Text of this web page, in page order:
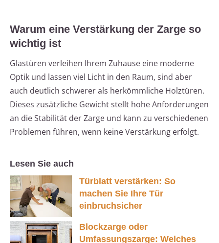
Warum eine Verstärkung der Zarge so
wichtig ist
Glastüren verleihen Ihrem Zuhause eine moderne
Optik und lassen viel Licht in den Raum, sind aber
auch deutlich schwerer als herkömmliche Holztüren.
Dieses zusätzliche Gewicht stellt hohe Anforderungen
an die Stabilität der Zarge und kann zu verschiedenen
Problemen führen, wenn keine Verstärkung erfolgt.
Lesen Sie auch
Türblatt verstärken: So
machen Sie Ihre Tür
einbruchsicher
Blockzarge oder
Umfassungszarge: Welches